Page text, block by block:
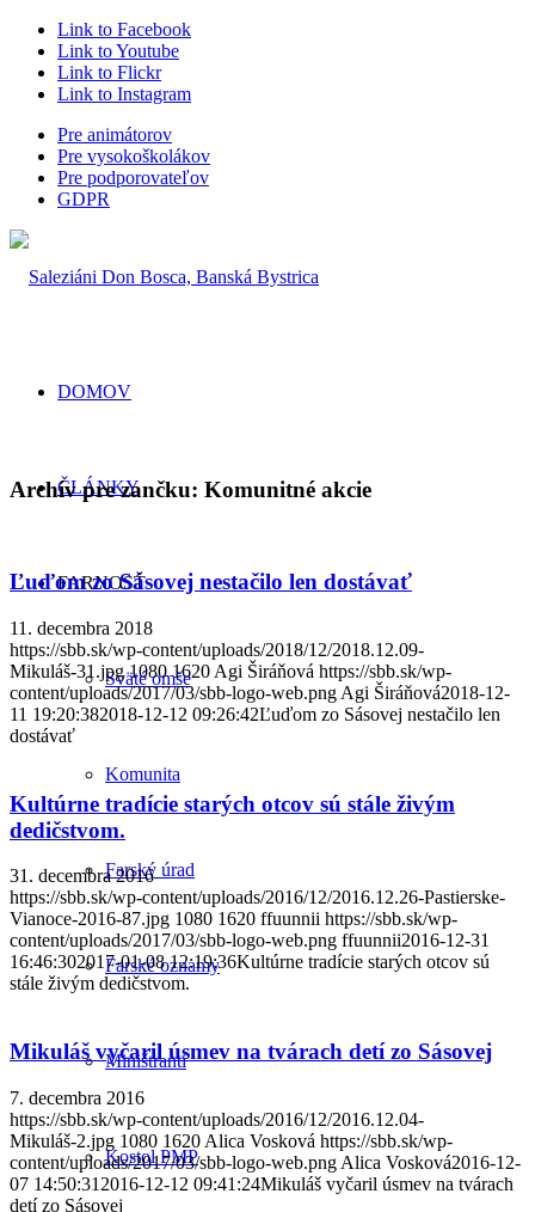
Link to Facebook
Link to Youtube
Link to Flickr
Link to Instagram
Pre animátorov
Pre vysokoškolákov
Pre podporovateľov
GDPR
DOMOV
ČLÁNKY
FARNOSŤ
Sväté omše
Komunita
Farský úrad
Farské oznamy
Miništranti
Kostol PMP
Archív pre zančku: Komunitné akcie
Ľuďom zo Sásovej nestačilo len dostávať
11. decembra 2018
https://sbb.sk/wp-content/uploads/2018/12/2018.12.09-
Mikuláš-31.jpg 1080 1620 Agi Širáňová https://sbb.sk/wp-
content/uploads/2017/03/sbb-logo-web.png Agi Širáňová2018-12-
11 19:20:382018-12-12 09:26:42Ľuďom zo Sásovej nestačilo len
dostávať
Kultúrne tradície starých otcov sú stále živým
dedičstvom.
31. decembra 2016
https://sbb.sk/wp-content/uploads/2016/12/2016.12.26-Pastierske-
Vianoce-2016-87.jpg 1080 1620 ffuunnii https://sbb.sk/wp-
content/uploads/2017/03/sbb-logo-web.png ffuunnii2016-12-31
16:46:302017-01-08 12:19:36Kultúrne tradície starých otcov sú
stále živým dedičstvom.
Mikuláš vyčaril úsmev na tvárach detí zo Sásovej
7. decembra 2016
https://sbb.sk/wp-content/uploads/2016/12/2016.12.04-
Mikuláš-2.jpg 1080 1620 Alica Vosková https://sbb.sk/wp-
content/uploads/2017/03/sbb-logo-web.png Alica Vosková2016-12-
07 14:50:31 2016-12-12 09:41:24Mikuláš vyčaril úsmev na tvárach
detí zo Sásovej